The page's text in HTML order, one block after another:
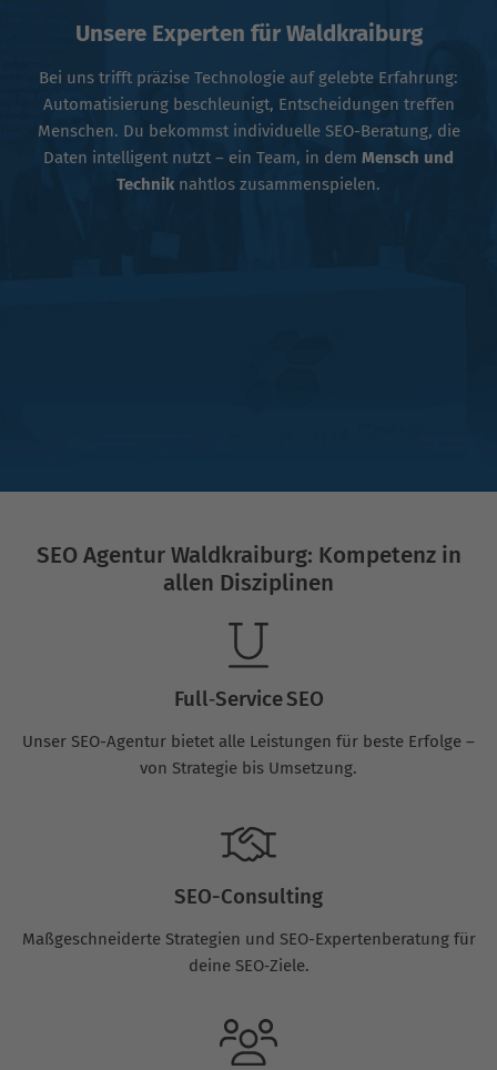
Unsere Experten für Waldkraiburg
Bei uns trifft präzise Technologie auf gelebte Erfahrung:
Automatisierung beschleunigt, Entscheidungen treffen
Menschen. Du bekommst individuelle SEO-Beratung, die
Daten intelligent nutzt – ein Team, in dem Mensch und
Technik nahtlos zusammenspielen.
SEO Agentur Waldkraiburg: Kompetenz in
allen Disziplinen
Full‑Service SEO
Unser SEO-Agentur bietet alle Leistungen für beste Erfolge –
von Strategie bis Umsetzung.
SEO-Consulting
Maßgeschneiderte Strategien und SEO-Expertenberatung für
deine SEO‑Ziele.